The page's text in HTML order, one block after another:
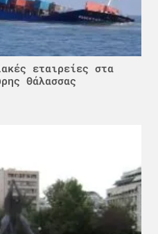
εταιρείες στα
Θάλασσας